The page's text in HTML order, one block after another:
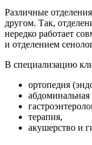
Различные
другом. Так,
нередко работает
и отделением
В специализацию
ортопедия
абдоминальная
терапия,
акушерство и